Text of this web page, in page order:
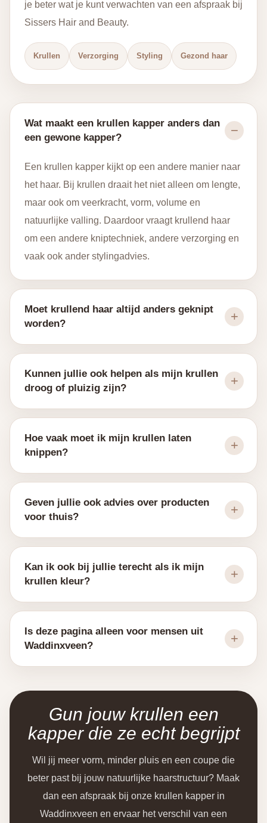
je beter wat je kunt verwachten van een afspraak bij
Sissers Hair and Beauty.
Krullen Verzorging Styling Gezond haar
Wat maakt een krullen kapper anders dan
een gewone kapper?
Een krullen kapper kijkt op een andere manier naar
het haar. Bij krullen draait het niet alleen om lengte,
maar ook om veerkracht, vorm, volume en
natuurlijke valling. Daardoor vraagt krullend haar
om een andere kniptechniek, andere verzorging en
vaak ook ander stylingadvies.
Moet krullend haar altijd anders geknipt
worden?
Kunnen jullie ook helpen als mijn krullen
droog of pluizig zijn?
Hoe vaak moet ik mijn krullen laten
knippen?
Geven jullie ook advies over producten
voor thuis?
Kan ik ook bij jullie terecht als ik mijn
krullen kleur?
Is deze pagina alleen voor mensen uit
Waddinxveen?
Gun jouw krullen een
kapper die ze echt begrijpt
Wil jij meer vorm, minder pluis en een coupe die
beter past bij jouw natuurlijke haarstructuur? Maak
dan een afspraak bij onze krullen kapper in
Waddinxveen en ervaar het verschil van een